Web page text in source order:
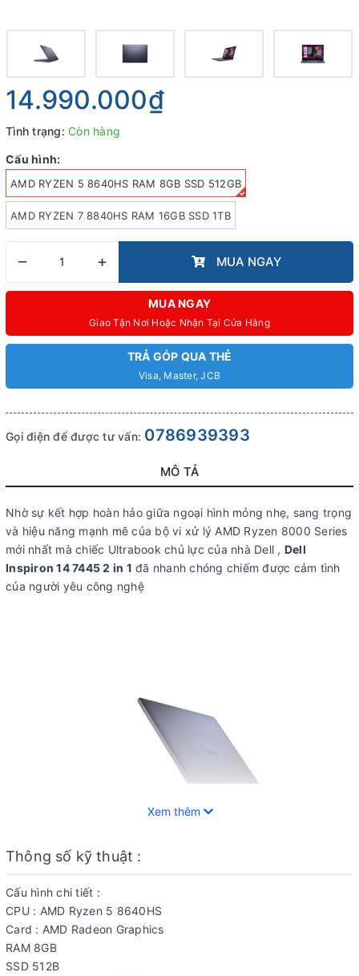
14.990.000₫
Tình trạng: Còn hàng
Cấu hình:
AMD RYZEN 5 8640HS RAM 8GB SSD 512GB
AMD RYZEN 7 8840HS RAM 16GB SSD 1TB
– + MUA NGAY
MUA NGAY
Giao Tận Nơi Hoặc Nhận Tại Cửa Hàng
TRẢ GÓP QUA THẺ
Visa, Master, JCB
Gọi điện để được tư vấn: 0786939393
MÔ TẢ
Nhờ sự kết hợp hoàn hảo giữa ngoại hình mỏng nhẹ, sang trọng
và hiệu năng mạnh mẽ của bộ vi xử lý AMD Ryzen 8000 Series
mới nhất mà chiếc Ultrabook chủ lực của nhà Dell , Dell
Inspiron 14 7445 2 in 1 đã nhanh chóng chiếm được cảm tình
của người yêu công nghệ
Thiết kế
Dell Inspiron 14 7445 2 in 1 2024 sở hữu ngoại hình tối giản
nhưng vẫn sang trọng, hiện đại và thanh lịch. Tổng thể máy tính
Xem thêm
Thông số kỹ thuật :
Cấu hình chi tiết :
CPU : AMD Ryzen 5 8640HS
Card : AMD Radeon Graphics
RAM 8GB
SSD 512B